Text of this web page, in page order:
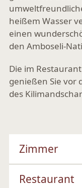
heißem Wasser
einen
den Amboseli-
Die im
genießen Sie vor
des
Zimmer
Restaurant